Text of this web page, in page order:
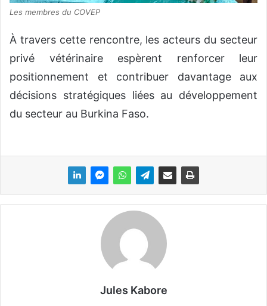
Les membres du COVEP
À travers cette rencontre, les acteurs du secteur
privé vétérinaire espèrent renforcer leur
positionnement et contribuer davantage aux
décisions stratégiques liées au développement
du secteur au Burkina Faso.
Jules Kabore